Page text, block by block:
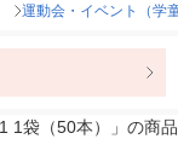
運動会・イベント（学